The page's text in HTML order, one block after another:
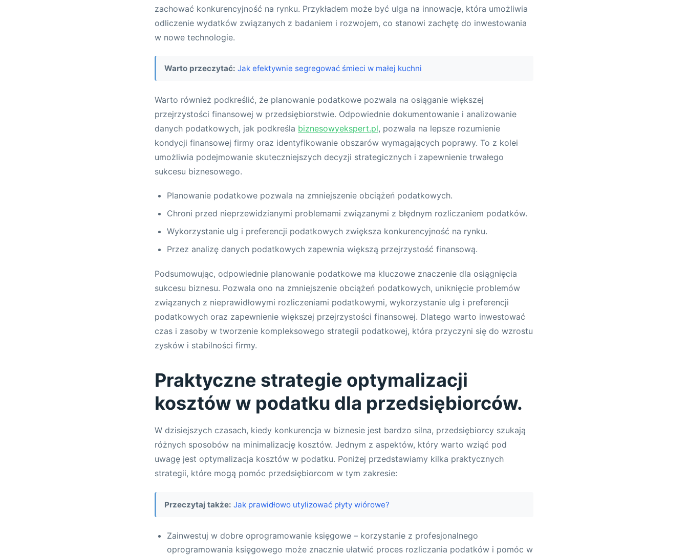
zachować konkurencyjność na rynku. Przykładem może być ulga na innowacje, która umożliwia
odliczenie wydatków związanych z badaniem i rozwojem, co stanowi zachętę do inwestowania
w nowe technologie.
Warto przeczytać: Jak efektywnie segregować śmieci w małej kuchni
Warto również podkreślić, że planowanie podatkowe pozwala na osiąganie większej
przejrzystości finansowej w przedsiębiorstwie. Odpowiednie dokumentowanie i analizowanie
danych podatkowych, jak podkreśla biznesowyekspert.pl, pozwala na lepsze rozumienie
kondycji finansowej firmy oraz identyfikowanie obszarów wymagających poprawy. To z kolei
umożliwia podejmowanie skuteczniejszych decyzji strategicznych i zapewnienie trwałego
sukcesu biznesowego.
Planowanie podatkowe pozwala na zmniejszenie obciążeń podatkowych.
Chroni przed nieprzewidzianymi problemami związanymi z błędnym rozliczaniem podatków.
Wykorzystanie ulg i preferencji podatkowych zwiększa konkurencyjność na rynku.
Przez analizę danych podatkowych zapewnia większą przejrzystość finansową.
Podsumowując, odpowiednie planowanie podatkowe ma kluczowe znaczenie dla osiągnięcia
sukcesu biznesu. Pozwala ono na zmniejszenie obciążeń podatkowych, uniknięcie problemów
związanych z nieprawidłowymi rozliczeniami podatkowymi, wykorzystanie ulg i preferencji
podatkowych oraz zapewnienie większej przejrzystości finansowej. Dlatego warto inwestować
czas i zasoby w tworzenie kompleksowego strategii podatkowej, która przyczyni się do wzrostu
zysków i stabilności firmy.
Praktyczne strategie optymalizacji
kosztów w podatku dla przedsiębiorców.
W dzisiejszych czasach, kiedy konkurencja w biznesie jest bardzo silna, przedsiębiorcy szukają
różnych sposobów na minimalizację kosztów. Jednym z aspektów, który warto wziąć pod
uwagę jest optymalizacja kosztów w podatku. Poniżej przedstawiamy kilka praktycznych
strategii, które mogą pomóc przedsiębiorcom w tym zakresie:
Przeczytaj także: Jak prawidłowo utylizować płyty wiórowe?
Zainwestuj w dobre oprogramowanie księgowe – korzystanie z profesjonalnego
oprogramowania księgowego może znacznie ułatwić proces rozliczania podatków i pomóc w